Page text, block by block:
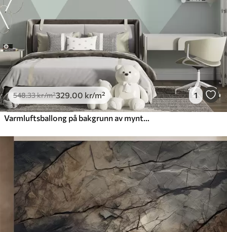
Premium vinyl
650 .00 390.00kr/m²
Peel and Stick
925.00555.00 kr/m²
548.33kr/m²329 .00 kr/m² 1